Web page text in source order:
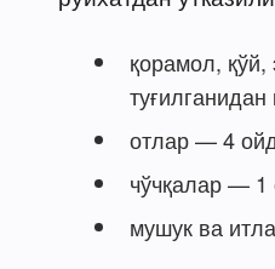
қорамол,
туғилганидан
отлар — 4
чўчқалар — 1
мушук ва